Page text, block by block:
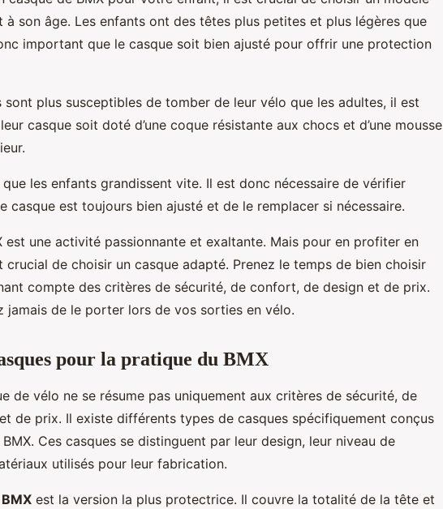
à son âge. Les enfants ont des têtes plus petites et plus légères que
important que le casque soit bien ajusté pour offrir une protection
sont plus susceptibles de tomber de leur vélo que les adultes, il est
casque soit doté d’une coque résistante aux chocs et d’une mousse
que les enfants grandissent vite. Il est donc nécessaire de vérifier
casque est toujours bien ajusté et de le remplacer si nécessaire.
est une activité passionnante et exaltante. Mais pour en profiter en
de choisir un casque adapté. Prenez le temps de bien choisir
compte des critères de sécurité, de confort, de design et de prix.
jamais de le porter lors de vos sorties en vélo.
pour la pratique du BMX
de vélo ne se résume pas uniquement aux critères de sécurité, de
de prix. Il existe différents types de casques spécifiquement conçus
Ces casques se distinguent par leur design, leur niveau de
utilisés pour leur fabrication.
est la version la plus protectrice. Il couvre la totalité de la tête et